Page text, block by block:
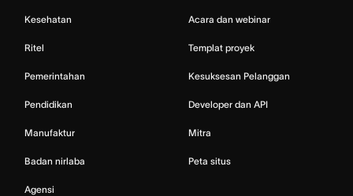
Kesehatan
Ritel
Pemerintahan
Pendidikan
Manufaktur
Badan nirlaba
Agensi
Acara dan webinar
Templat proyek
Kesuksesan Pelanggan
Developer dan API
Mitra
Peta situs